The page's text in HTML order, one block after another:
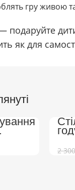
гру живою
подаруйте
як для
на
та
2